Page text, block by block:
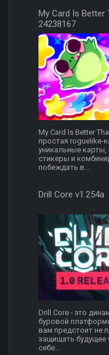
My Card Is Better
24238167
My Card Is Better
простая roguelike-
уникальные карты,
стикеры и
побеждать в...
Drill Core v1.254a
Drill Core - это
буровой
вам предстоит не
защищать будущее
себе...